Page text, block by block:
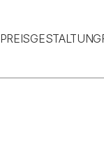
PREISGESTALTUNG